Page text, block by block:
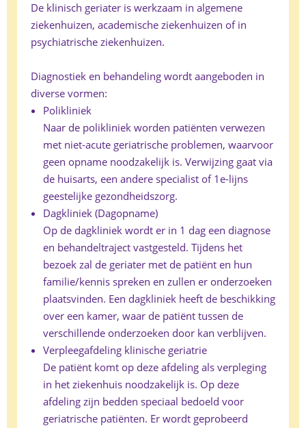
De klinisch geriater is werkzaam in algemene
ziekenhuizen, academische ziekenhuizen of in
psychiatrische ziekenhuizen.
Diagnostiek en behandeling wordt aangeboden in
diverse vormen:
Polikliniek
Naar de polikliniek worden patiënten verwezen
met niet-acute geriatrische problemen, waarvoor
geen opname noodzakelijk is. Verwijzing gaat via
de huisarts, een andere specialist of 1e-lijns
geestelijke gezondheidszorg.
Dagkliniek (Dagopname)
Op de dagkliniek wordt er in 1 dag een diagnose
en behandeltraject vastgesteld. Tijdens het
bezoek zal de geriater met de patiënt en hun
familie/kennis spreken en zullen er onderzoeken
plaatsvinden. Een dagkliniek heeft de beschikking
over een kamer, waar de patiënt tussen de
verschillende onderzoeken door kan verblijven.
Verpleegafdeling klinische geriatrie
De patiënt komt op deze afdeling als verpleging
in het ziekenhuis noodzakelijk is. Op deze
afdeling zijn bedden speciaal bedoeld voor
geriatrische patiënten. Er wordt geprobeerd